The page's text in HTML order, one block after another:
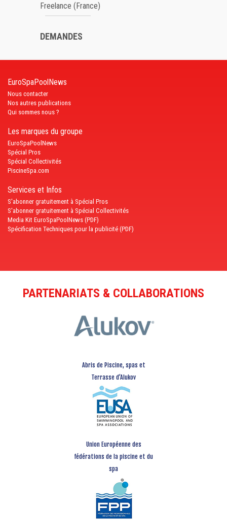
Freelance (France)
DEMANDES
EuroSpaPoolNews
Nous contacter
Nos autres publications
Qui sommes nous ?
Les marques du groupe
EuroSpaPoolNews
Spécial Pros
Spécial Collectivités
PiscineSpa.com
Services et Infos
S'abonner gratuitement à Spécial Pros
S'abonner gratuitement à Spécial Collectivités
Media Kit EuroSpaPoolNews (PDF)
Spécification Techniques pour la publicité (PDF)
PARTENARIATS & COLLABORATIONS
Abris de Piscine, spas et
Terrasse d’Alukov
Union Européenne des
fédérations de la piscine et du
spa